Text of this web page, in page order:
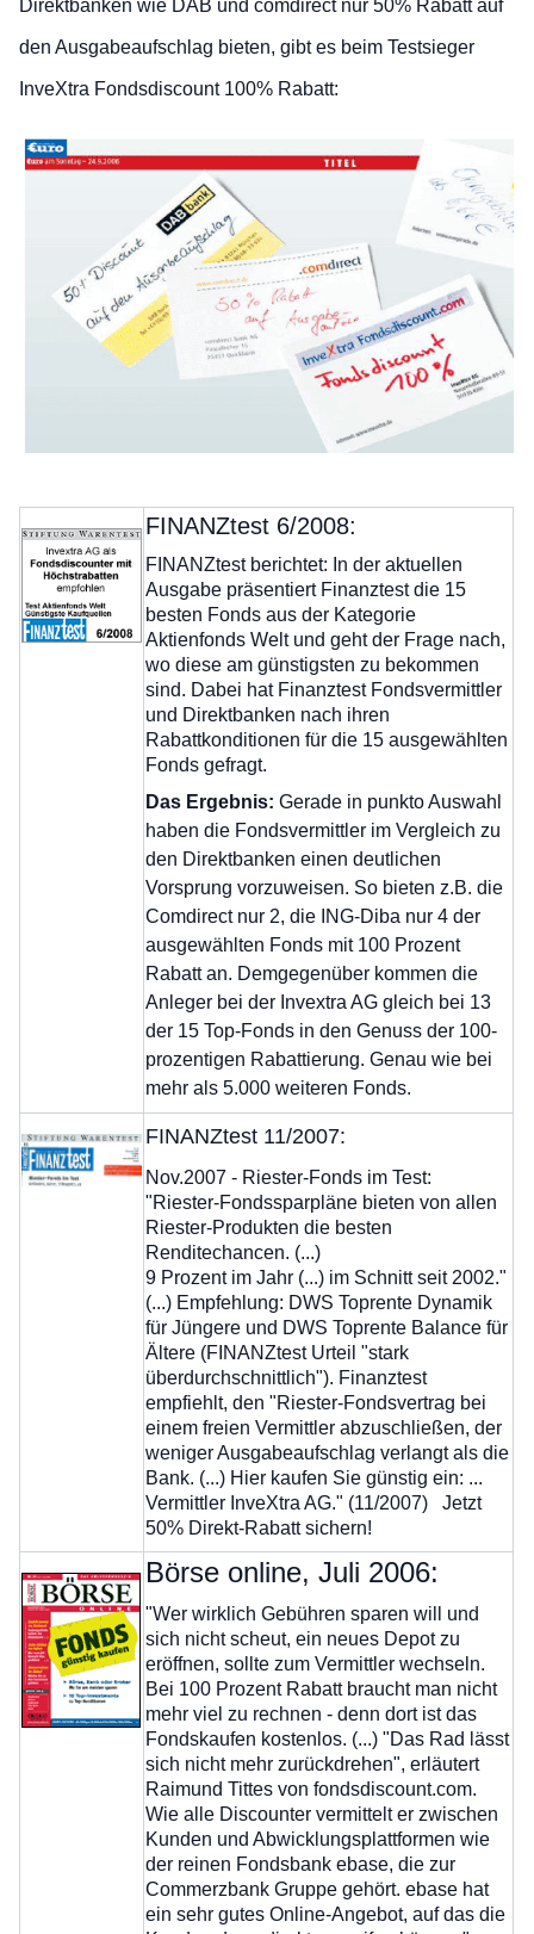
Direktbanken wie DAB und comdirect nur 50% Rabatt auf
den Ausgabeaufschlag bieten, gibt es beim Testsieger
InveXtra Fondsdiscount 100% Rabatt:
FINANZtest 6/2008:
FINANZtest berichtet: In der aktuellen
Ausgabe präsentiert Finanztest die 15
besten Fonds aus der Kategorie
Aktienfonds Welt und geht der Frage nach,
wo diese am günstigsten zu bekommen
sind. Dabei hat Finanztest Fondsvermittler
und Direktbanken nach ihren
Rabattkonditionen für die 15 ausgewählten
Fonds gefragt.
Das Ergebnis: Gerade in punkto Auswahl
haben die Fondsvermittler im Vergleich zu
den Direktbanken einen deutlichen
Vorsprung vorzuweisen. So bieten z.B. die
Comdirect nur 2, die ING-Diba nur 4 der
ausgewählten Fonds mit 100 Prozent
Rabatt an. Demgegenüber kommen die
Anleger bei der Invextra AG gleich bei 13
der 15 Top-Fonds in den Genuss der 100-
prozentigen Rabattierung. Genau wie bei
mehr als 5.000 weiteren Fonds.
FINANZtest 11/2007:
Nov.2007 - Riester-Fonds im Test:
"Riester-Fondssparpläne bieten von allen
Riester-Produkten die besten
Renditechancen. (...)
9 Prozent im Jahr (...) im Schnitt seit 2002."
(...) Empfehlung: DWS Toprente Dynamik
für Jüngere und DWS Toprente Balance für
Ältere (FINANZtest Urteil "stark
überdurchschnittlich"). Finanztest
empfiehlt, den "Riester-Fondsvertrag bei
einem freien Vermittler abzuschließen, der
weniger Ausgabeaufschlag verlangt als die
Bank. (...) Hier kaufen Sie günstig ein: ...
Vermittler InveXtra AG." (11/2007) Jetzt
50% Direkt-Rabatt sichern!
Börse online, Juli 2006:
"Wer wirklich Gebühren sparen will und
sich nicht scheut, ein neues Depot zu
eröffnen, sollte zum Vermittler wechseln.
Bei 100 Prozent Rabatt braucht man nicht
mehr viel zu rechnen - denn dort ist das
Fondskaufen kostenlos. (...) "Das Rad lässt
sich nicht mehr zurückdrehen", erläutert
Raimund Tittes von fondsdiscount.com.
Wie alle Discounter vermittelt er zwischen
Kunden und Abwicklungsplattformen wie
der reinen Fondsbank ebase, die zur
Commerzbank Gruppe gehört. ebase hat
ein sehr gutes Online-Angebot, auf das die